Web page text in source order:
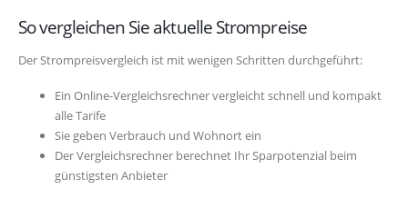
So vergleichen Sie aktuelle Strompreise
Der Strompreisvergleich ist mit wenigen Schritten durchgeführt:
Ein Online-Vergleichsrechner vergleicht schnell und kompakt
alle Tarife
Sie geben Verbrauch und Wohnort ein
Der Vergleichsrechner berechnet Ihr Sparpotenzial beim
günstigsten Anbieter